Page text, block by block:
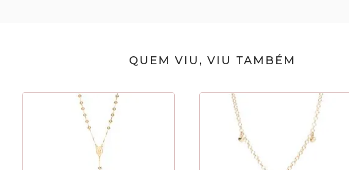
QUEM VIU, VIU TAMBÉM